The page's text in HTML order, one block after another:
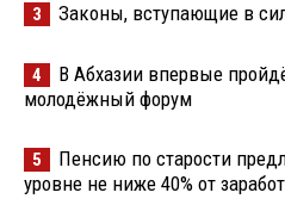
3 Законы, вступающие в
4
В Абхазии впервые
молодёжный форум
5
Пенсию по старости
уровне не ниже 40% от